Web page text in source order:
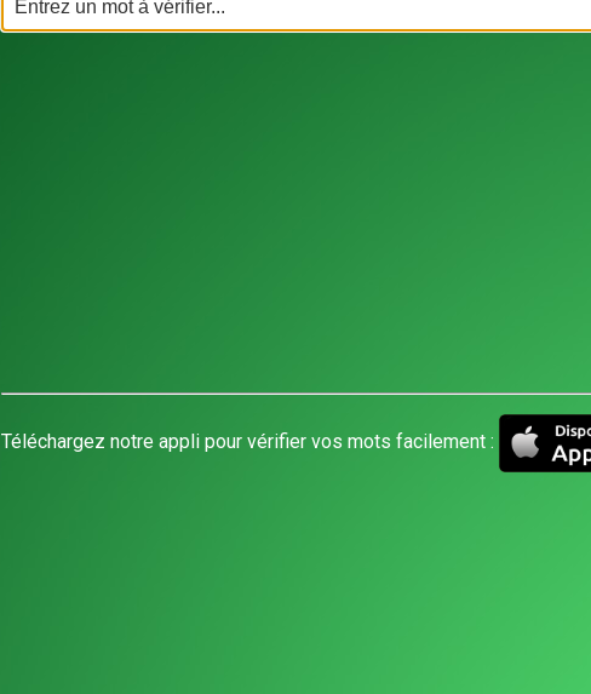
Téléchargez notre appli pour vérifier vos mots facilement :